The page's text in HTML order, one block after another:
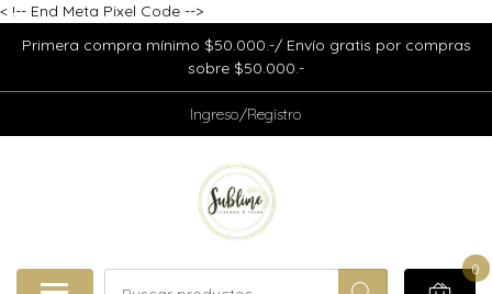
< !-- End Meta Pixel Code -->
Primera compra mínimo $50.000.-/ Envío gratis por compras
sobre $50.000.-
Ingreso/Registro
0